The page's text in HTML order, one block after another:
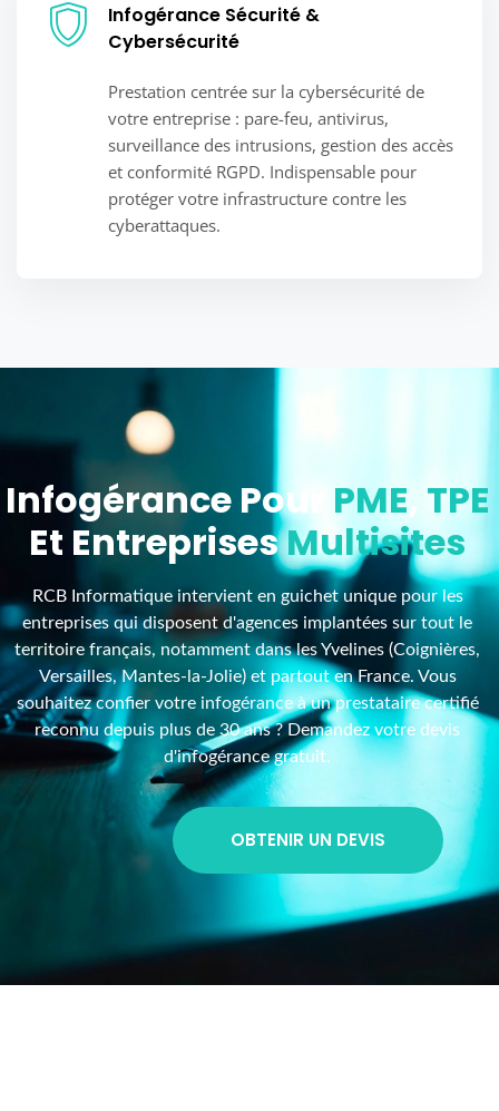
Infogérance Sécurité &
Cybersécurité
Prestation centrée sur la cybersécurité de
votre entreprise : pare-feu, antivirus,
surveillance des intrusions, gestion des accès
et conformité RGPD. Indispensable pour
protéger votre infrastructure contre les
cyberattaques.
Infogérance Pour PME, TPE
Et EntreprisesMultisites
RCB Informatique intervient en guichet unique pour les
entreprises qui disposent d'agences implantées sur tout le
territoire français, notamment dans les Yvelines (Coignières,
Versailles, Mantes-la-Jolie) et partout en France. Vous
souhaitez confier votre infogérance à un prestataire certifié
reconnu depuis plus de 30 ans ? Demandez votre devis
d'infogérance gratuit.
OBTENIR UN DEVIS